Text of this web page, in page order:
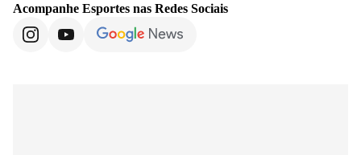
Acompanhe Esportes nas Redes Sociais